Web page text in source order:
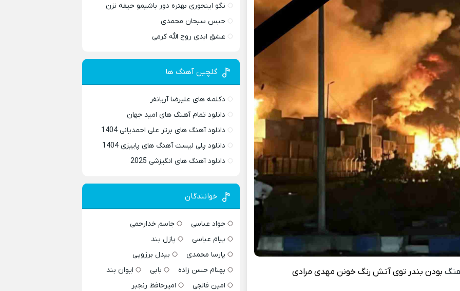
بودن بندر توی آتش رنگ خونن مهدی مرادی
نگو اینجوری بهتره دور باشیمو حیفه نزن
حبس سبحان محمدی
عشق ابدی روح الله کرمی
گلچین آهنگ ها
دکلمه های علیرضا آریانفر
دانلود تمام آهنگ های امید جهان
دانلود آهنگ های برتر علی احمدیانی 1404
دانلود پلی لیست آهنگ های پاییزی 1404
دانلود آهنگ های انگیزشی 2025
خوانندگان
جواد عباسی
جاسم خدارحمی
پیام عباسی
پازل بند
پارسا محمدی
بیدل برزویی
بهنام حسن زاده
بابی
ایوان بند
امین فالجی
امیرحافظ رنجبر